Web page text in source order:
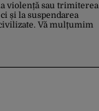
violență sau trimiterea
și la suspendarea
Vă mulțumim